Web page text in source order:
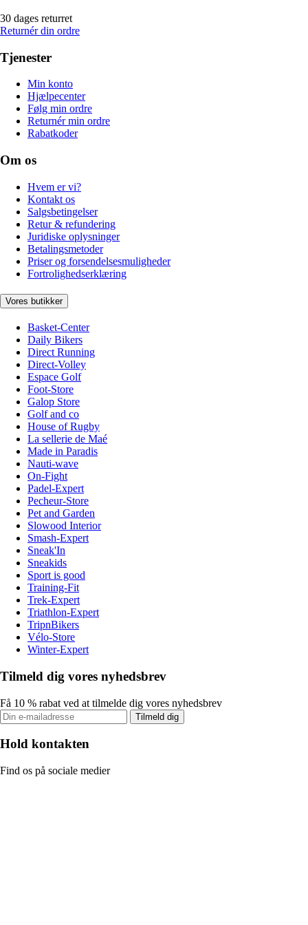
30 dages returret
Returnér din ordre
Tjenester
Min konto
Hjælpecenter
Følg min ordre
Returnér min ordre
Rabatkoder
Om os
Hvem er vi?
Kontakt os
Salgsbetingelser
Retur & refundering
Juridiske oplysninger
Betalingsmetoder
Priser og forsendelsesmuligheder
Fortrolighedserklæring
Vores butikker
Basket-Center
Daily Bikers
Direct Running
Direct-Volley
Espace Golf
Foot-Store
Galop Store
Golf and co
House of Rugby
La sellerie de Maé
Made in Paradis
Nauti-wave
On-Fight
Padel-Expert
Pecheur-Store
Pet and Garden
Slowood Interior
Smash-Expert
Sneak'In
Sneakids
Sport is good
Training-Fit
Trek-Expert
Triathlon-Expert
TripnBikers
Vélo-Store
Winter-Expert
Tilmeld dig vores nyhedsbrev
Få 10 % rabat ved at tilmelde dig vores nyhedsbrev
Tilmeld dig
Hold kontakten
Find os på sociale medier